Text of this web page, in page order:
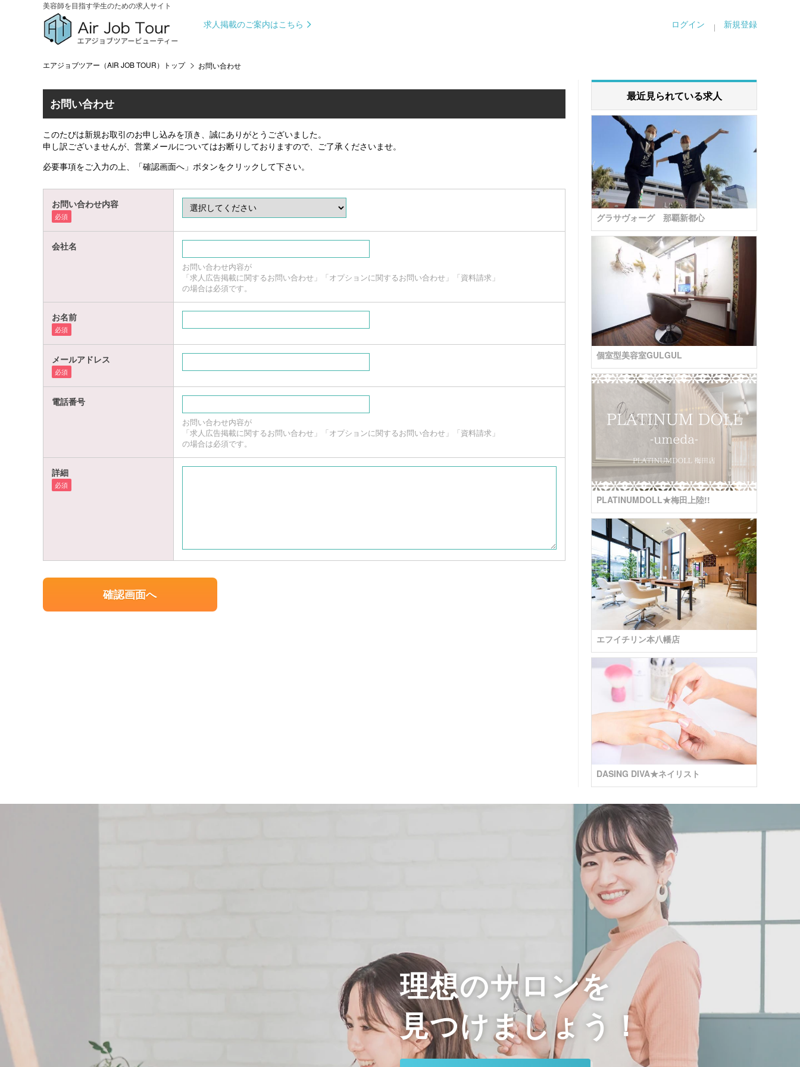
美容師を目指す学生のための求人サイト
求人掲載のご案内はこちら ログイン 新規登録
エアジョブツアー（AIR JOB TOUR）トップ お問い合わせ
お問い合わせ
このたびは新規お取引のお申し込みを頂き、誠にありがとうございました。
申し訳ございませんが、営業メールについてはお断りしておりますので、ご了承くださいませ。
必要事項をご入力の上、「確認画面へ」ボタンをクリックして下さい。
お問い合わせ内容
必須
会社名
お問い合わせ内容が
「求人広告掲載に関するお問い合わせ」「オプションに関するお問い合わせ」「資料請求」
の場合は必須です。
お名前
必須
メールアドレス
必須
電話番号
お問い合わせ内容が
「求人広告掲載に関するお問い合わせ」「オプションに関するお問い合わせ」「資料請求」
の場合は必須です。
詳細
必須
最近見られている求人
グラサヴォーグ 那覇新都心
個室型美容室GULGUL
PLATINUMDOLL★梅田上陸!!
エフイチリン本八幡店
DASING DIVA★ネイリスト
理想のサロンを
見つけましょう！